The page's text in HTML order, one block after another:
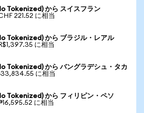
Tokenized) から スイスフラン
221.52 に相当
Tokenized) から ブラジル・レアル
に相当
Tokenized) から バングラデシュ・タカ
に相当
Tokenized) から フィリピン・ペソ
に相当